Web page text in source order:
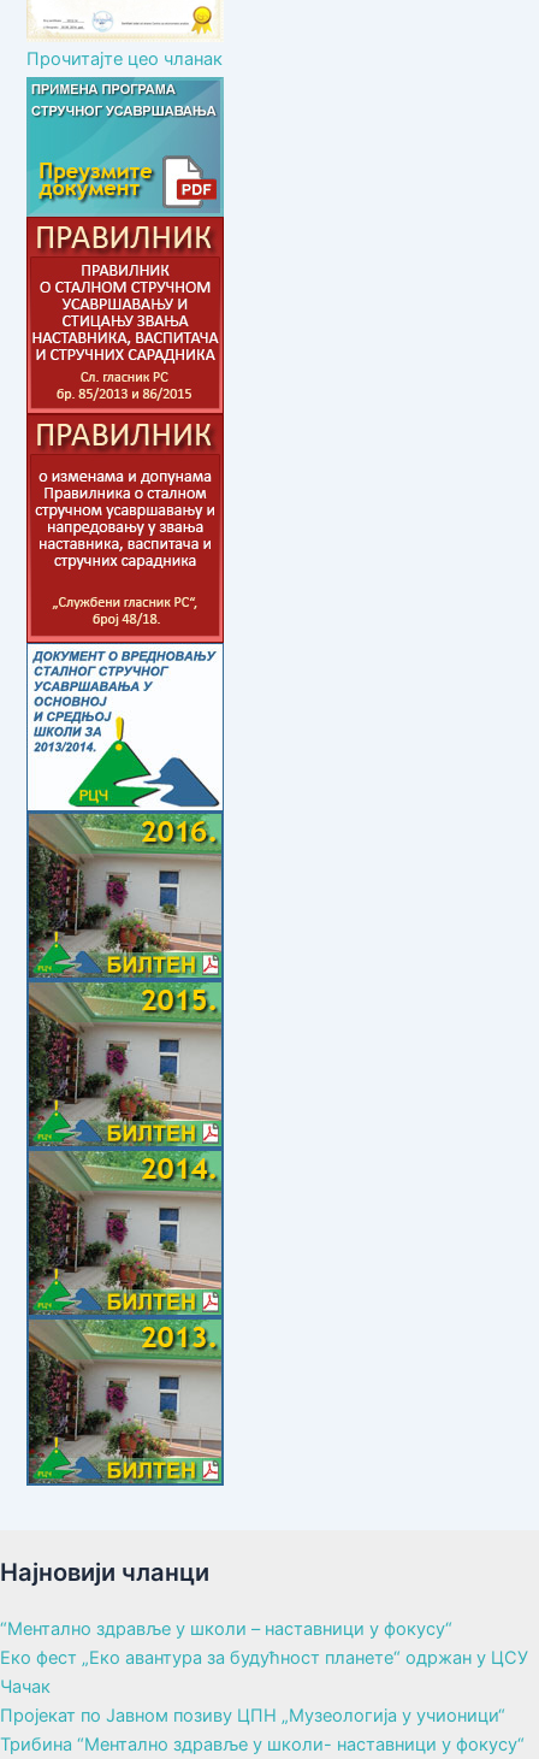
Прочитајте цео чланак
Најновији чланци
“Ментално здравље у школи – наставници у фокусу“
Еко фест „Еко авантура за будућност планете“ одржан у ЦСУ
Чачак
Пројекат по Јавном позиву ЦПН „Музеологија у учионици“
Трибина “Ментално здравље у школи- наставници у фокусу“